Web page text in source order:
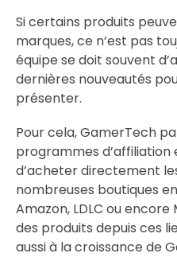
Si certains produits
marques, ce n’est pas
équipe se doit souvent
dernières nouveautés
présenter.
Pour cela, GamerTech
programmes d’affiliation
d’acheter directement
nombreuses boutiques
Amazon, LDLC ou
des produits depuis ces
aussi à la croissance de